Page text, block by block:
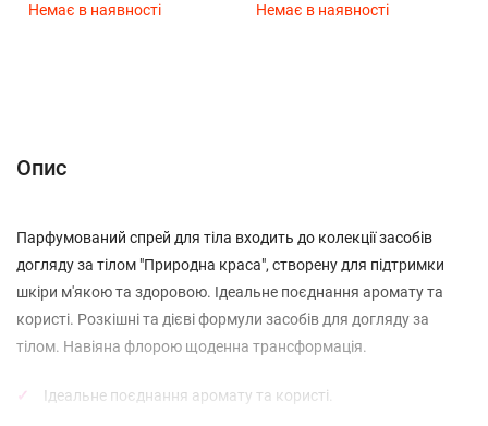
Немає в наявності Немає в наявності
Опис
Парфумований спрей для тіла входить до колекції засобів
догляду за тілом "Природна краса", створену для підтримки
шкіри м'якою та здоровою. Ідеальне поєднання аромату та
користі. Розкішні та дієві формули засобів для догляду за
тілом. Навіяна флорою щоденна трансформація.
Ідеальне поєднання аромату та користі.